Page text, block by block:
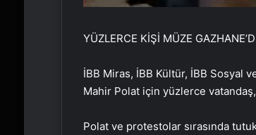
YÜZLERCE KİŞİ MÜZE
İBB Miras, İBB Kültür, İBB Sosyal
Mahir Polat için yüzlerce
Polat ve protestolar sırasında